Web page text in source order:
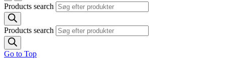
Products search
Products search
Go to Top